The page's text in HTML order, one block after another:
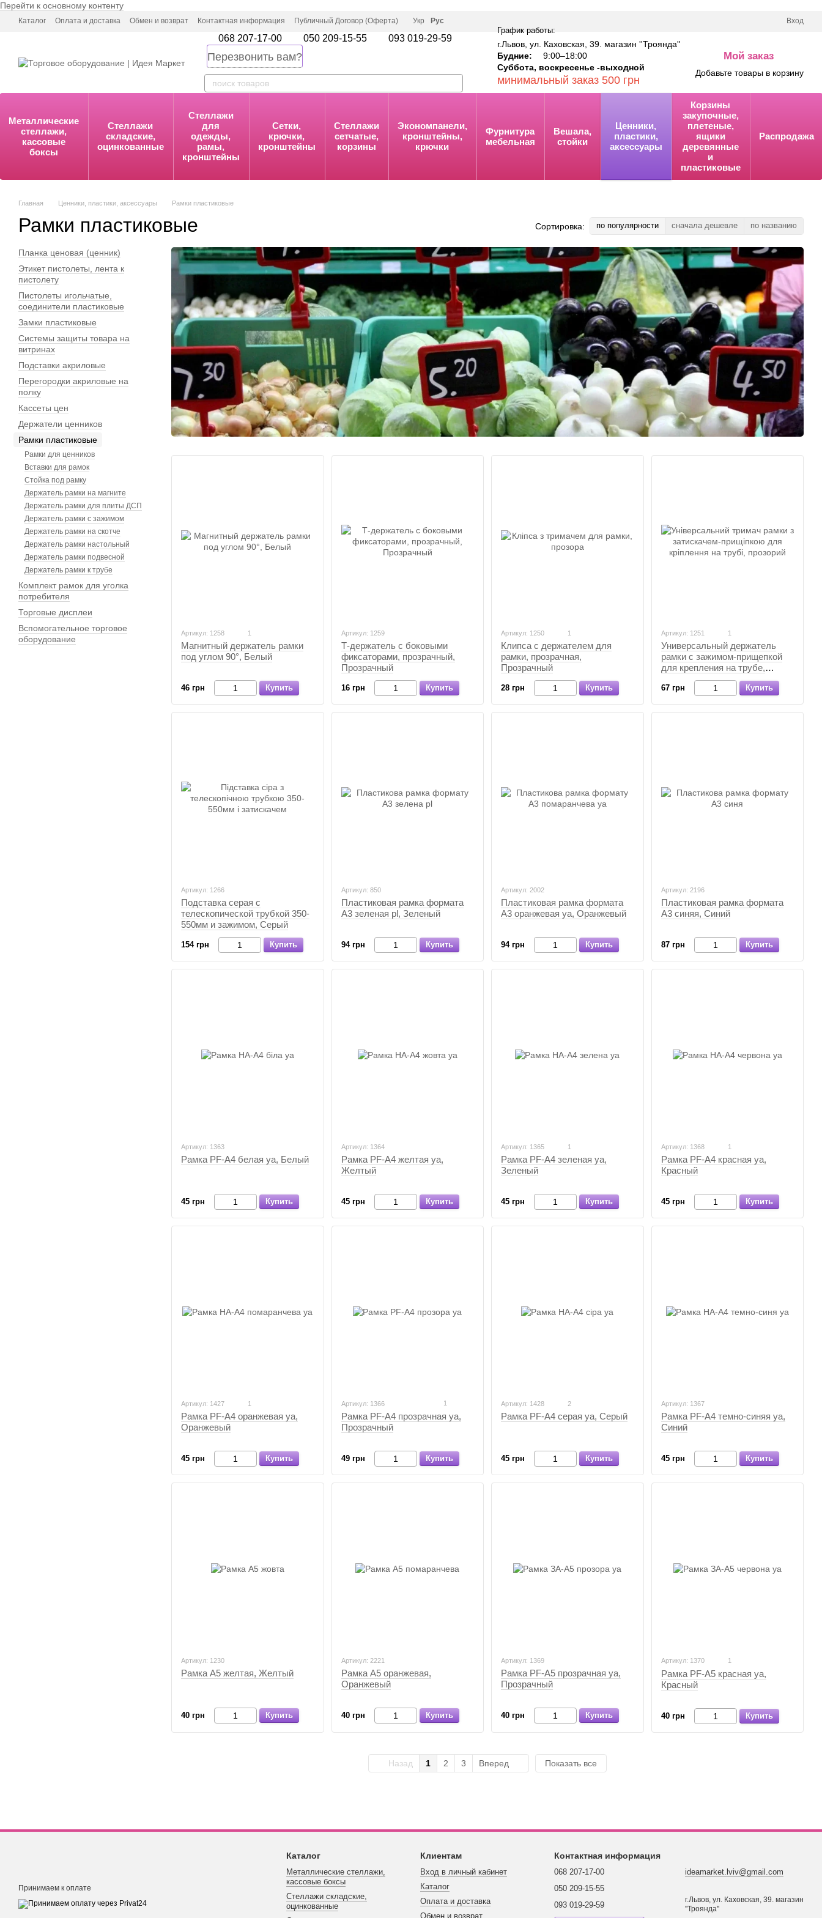
Перейти к основному контенту
Каталог Оплата и доставка Обмен и возврат Контактная информация Публичный Договор (Оферта) Укр Рус Вход
068 207-17-00 050 209-15-55 093 019-29-59
Перезвонить вам?
График работы:
г.Львов, ул. Каховская, 39. магазин ''Троянда''
Будние:
9:00–18:00
Суббота, воскресенье -выходной
минимальный заказ 500 грн
Мой заказ
Добавьте товары в корзину
Металлические
стеллажи,
кассовые
боксы
Стеллажи
складские,
оцинкованные
Стеллажи
для
одежды,
рамы,
кронштейны
Сетки,
крючки,
кронштейны
Стеллажи
сетчатые,
корзины
Экономпанели,
кронштейны,
крючки
Фурнитура
мебельная
Вешала,
стойки
Ценники,
пластики,
аксессуары
Корзины
закупочные,
плетеные,
ящики
деревянные
и
пластиковые
Распродажа
Главная Ценники, пластики, аксессуары Рамки пластиковые
Рамки пластиковые Сортировка: по популярности сначала дешевле по названию
Артикул: 1258 1
Магнитный держатель рамки
под углом 90°, Белый
46 грн Купить
Артикул: 1259
Т-держатель с боковыми
фиксаторами, прозрачный,
Прозрачный
16 грн Купить
Артикул: 1250 1
Клипса с держателем для
рамки, прозрачная,
Прозрачный
28 грн Купить
Артикул: 1251 1
Универсальный держатель
рамки с зажимом-прищепкой
для крепления на трубе,
прозрачный, Прозрачный
67 грн Купить
Артикул: 1266
Подставка серая с
телескопической трубкой 350-
550мм и зажимом, Серый
154 грн Купить
Артикул: 850
Пластиковая рамка формата
А3 зеленая pl, Зеленый
94 грн Купить
Артикул: 2002
Пластиковая рамка формата
А3 оранжевая уа, Оранжевый
94 грн Купить
Артикул: 2196
Пластиковая рамка формата
А3 синяя, Синий
87 грн Купить
Артикул: 1363
Рамка PF-А4 белая уа, Белый
45 грн Купить
Артикул: 1364
Рамка PF-А4 желтая уа,
Желтый
45 грн Купить
Артикул: 1365 1
Рамка PF-А4 зеленая уа,
Зеленый
45 грн Купить
Артикул: 1368 1
Рамка PF-А4 красная уа,
Красный
45 грн Купить
Артикул: 1427 1
Рамка PF-А4 оранжевая уа,
Оранжевый
45 грн Купить
Артикул: 1366 1
Рамка PF-А4 прозрачная уа,
Прозрачный
49 грн Купить
Артикул: 1428 2
Рамка PF-А4 серая уа, Серый
45 грн Купить
Артикул: 1367
Рамка PF-А4 темно-синяя уа,
Синий
45 грн Купить
Артикул: 1230
Рамка А5 желтая, Желтый
40 грн Купить
Артикул: 2221
Рамка А5 оранжевая,
Оранжевый
40 грн Купить
Артикул: 1369
Рамка PF-А5 прозрачная уа,
Прозрачный
40 грн Купить
Артикул: 1370 1
Рамка PF-А5 красная уа,
Красный
40 грн Купить
Назад 1 2 3 Вперед Показать все
Планка ценовая (ценник)
Этикет пистолеты, лента к
пистолету
Пистолеты игольчатые,
соединители пластиковые
Замки пластиковые
Системы защиты товара на
витринах
Подставки акриловые
Перегородки акриловые на
полку
Кассеты цен
Держатели ценников
Рамки пластиковые
Рамки для ценников
Вставки для рамок
Стойка под рамку
Держатель рамки на магните
Держатель рамки для плиты ДСП
Держатель рамки с зажимом
Держатель рамки на скотче
Держатель рамки настольный
Держатель рамки подвесной
Держатель рамки к трубе
Комплект рамок для уголка
потребителя
Торговые дисплеи
Вспомогательное торговое
оборудование
Принимаем к оплате
Каталог
Металлические стеллажи,
кассовые боксы
Стеллажи складские,
оцинкованные
Клиентам
Вход в личный кабинет
Каталог
Оплата и доставка
Обмен и возврат
Контактная информация
068 207-17-00
050 209-15-55
093 019-29-59
ideamarket.lviv@gmail.com
г.Львов, ул. Каховская, 39. магазин
''Троянда''